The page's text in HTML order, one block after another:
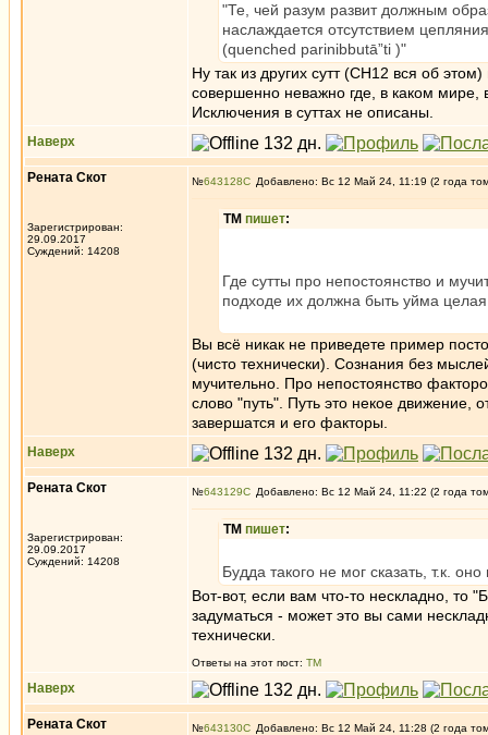
"Те, чей разум развит должным
наслаждается отсутствием
(quenched parinibbutā”ti )"
Ну так из других сутт (СН12 вся об
совершенно неважно где, в каком мире,
Исключения в суттах не описаны.
Наверх
Рената Скот
Зарегистрирован:
29.09.2017
Суждений: 14208
№643128 Добавлено: Вс 12 Май 24, 11:19 (2 года
ТМ пишет:
Где сутты про непостоянство и
подходе их должна быть уйма
Вы всё никак не приведете пример
(чисто технически). Сознания без
мучительно. Про непостоянство
слово "путь". Путь это некое движение,
завершатся и его факторы.
Наверх
Рената Скот
Зарегистрирован:
29.09.2017
Суждений: 14208
№643129 Добавлено: Вс 12 Май 24, 11:22 (2 года
ТМ пишет:
Будда такого не мог сказать, т.к.
Вот-вот, если вам что-то нескладно, то
задуматься - может это вы сами
технически.
Ответы на этот пост: ТМ
Наверх
Рената Скот №643130 Добавлено: Вс 12 Май 24, 11:28 (2 года